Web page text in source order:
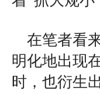
在笔者看
明化地出现
时，也衍生